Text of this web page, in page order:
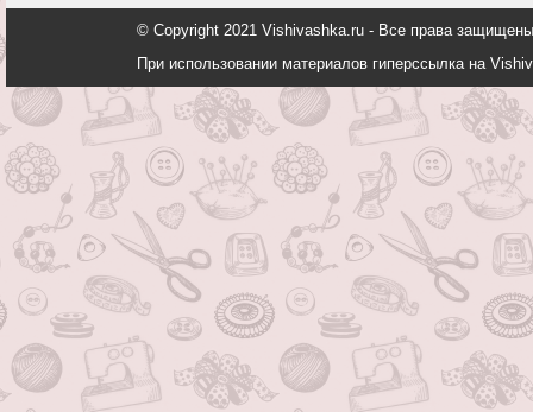
© Copyright 2021 Vishivashka.ru - Все права
При использовании материалов гиперссылка на